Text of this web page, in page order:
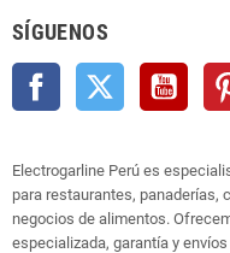
SÍGUENOS
Facebook Twitter
Electrogarline Perú es
para restaurantes, panaderías,
negocios de alimentos.
especializada, garantía y envíos